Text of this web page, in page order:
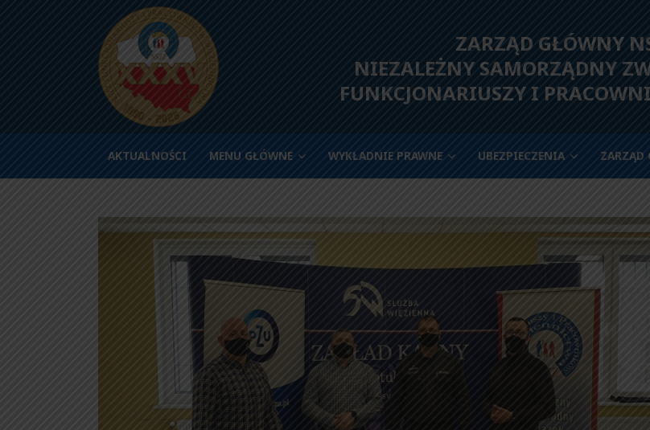
ZARZĄD GŁÓWNY
NIEZALEŻNY SAMORZĄDNY
FUNKCJONARIUSZY I
AKTUALNOŚCI MENU GŁÓWNE WYKŁADNIE PRAWNE UBEZPIECZENIA ZARZĄD